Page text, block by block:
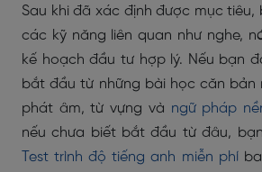
Sau khi đã xác định được mục
các kỹ năng liên quan như nghe,
kế hoạch đầu tư hợp lý. Nếu bạn
bắt đầu từ những bài học căn bản
phát âm, từ vựng và ngữ pháp
nếu chưa biết bắt đầu từ đâu,
Test trình độ tiếng anh miễn phí